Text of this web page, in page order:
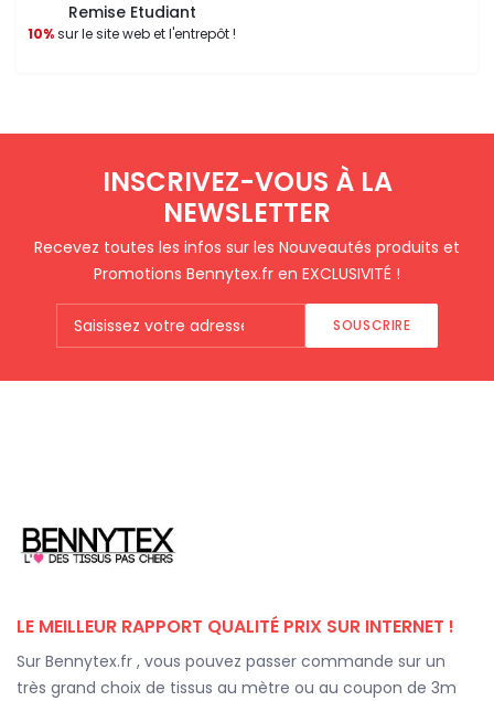
Remise Etudiant
10%sur le site web et l'entrepôt !
INSCRIVEZ-VOUS À LA
NEWSLETTER
Recevez toutes les infos sur les Nouveautés produits et
Promotions Bennytex.fr en EXCLUSIVITÉ !
SOUSCRIRE
LE MEILLEUR RAPPORT QUALITÉ PRIX SUR INTERNET !
Sur Bennytex.fr , vous pouvez passer commande sur un
très grand choix de tissus au mètre ou au coupon de 3m